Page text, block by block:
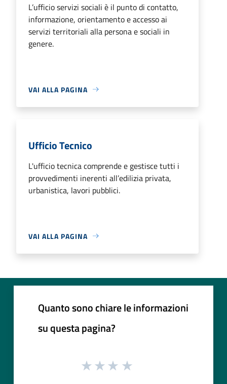
L’ufficio servizi sociali è il punto di contatto,
informazione, orientamento e accesso ai
servizi territoriali alla persona e sociali in
genere.
VAI ALLA PAGINA
Ufficio Tecnico
L'ufficio tecnica comprende e gestisce tutti i
provvedimenti inerenti all’edilizia privata,
urbanistica, lavori pubblici.
VAI ALLA PAGINA
Quanto sono chiare le informazioni
su questa pagina?